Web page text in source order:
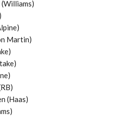
Martin)
(Haas)